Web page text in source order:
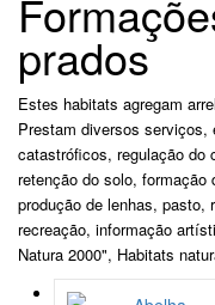
prados
Estes habitats agregam
Prestam diversos serviços,
catastróficos, regulação do
retenção do solo,
produção de lenhas, pasto,
recreação, informação
Natura 2000", Habitats